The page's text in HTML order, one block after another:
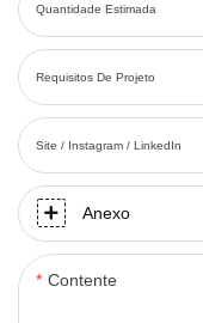
Quantidade Estimada
Requisitos De Projeto
Site / Instagram / LinkedIn
Anexo
Contente